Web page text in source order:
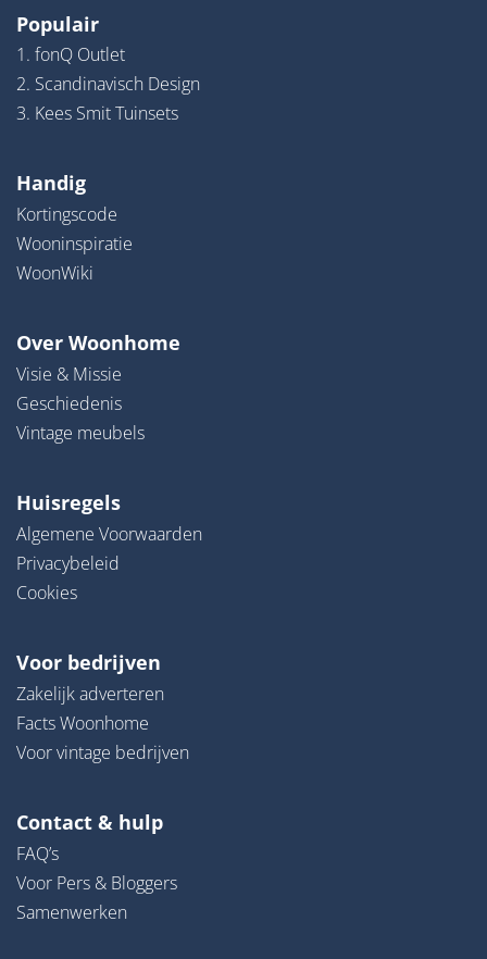
Populair
1. fonQ Outlet
2. Scandinavisch Design
3. Kees Smit Tuinsets
Handig
Kortingscode
Wooninspiratie
WoonWiki
Over Woonhome
Visie & Missie
Geschiedenis
Vintage meubels
Huisregels
Algemene Voorwaarden
Privacybeleid
Cookies
Voor bedrijven
Zakelijk adverteren
Facts Woonhome
Voor vintage bedrijven
Contact & hulp
FAQ’s
Voor Pers & Bloggers
Samenwerken